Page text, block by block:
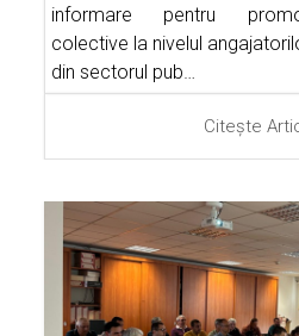
informare pentru
colective la nivelul
din sectorul pub…
Citește